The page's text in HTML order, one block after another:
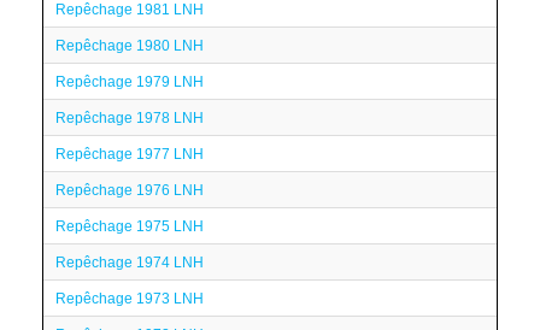
Repêchage 1981 LNH
Repêchage 1980 LNH
Repêchage 1979 LNH
Repêchage 1978 LNH
Repêchage 1977 LNH
Repêchage 1976 LNH
Repêchage 1975 LNH
Repêchage 1974 LNH
Repêchage 1973 LNH